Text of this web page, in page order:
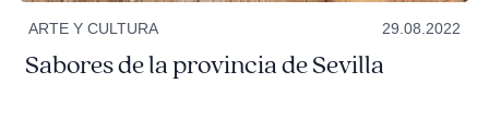
ARTE Y CULTURA 29.08.2022
Sabores de la provincia de Sevilla